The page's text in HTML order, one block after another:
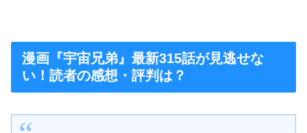
漫画『宇宙兄弟』最新315話が見逃せな
い！読者の感想・評判は？